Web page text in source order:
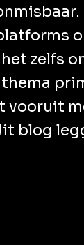
zelfs
vooruit
blog